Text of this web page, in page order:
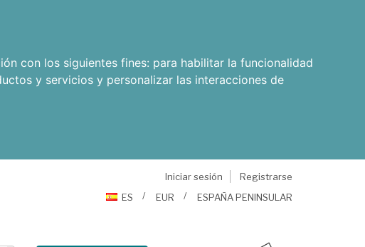
con los siguientes fines: para habilitar la funcionalidad
y servicios y personalizar las interacciones de
Iniciar sesión
Registrarse
ES
EUR ESPAÑA PENINSULAR